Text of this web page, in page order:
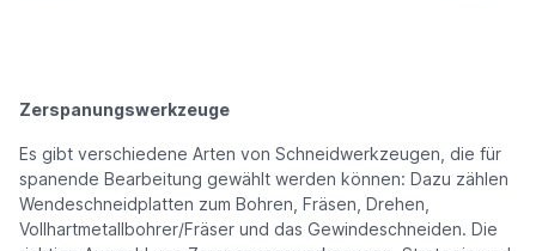
Zerspanungswerkzeuge
Es gibt verschiedene Arten von Schneidwerkzeugen, die für
spanende Bearbeitung gewählt werden können: Dazu zählen
Wendeschneidplatten zum Bohren, Fräsen, Drehen,
Vollhartmetallbohrer/Fräser und das Gewindeschneiden. Die